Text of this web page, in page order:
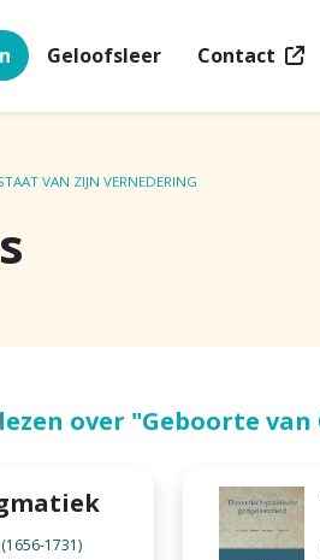
Geloofsleer Contact
VAN ZIJN VERNEDERING
over "Geboorte van
(1656-1731)